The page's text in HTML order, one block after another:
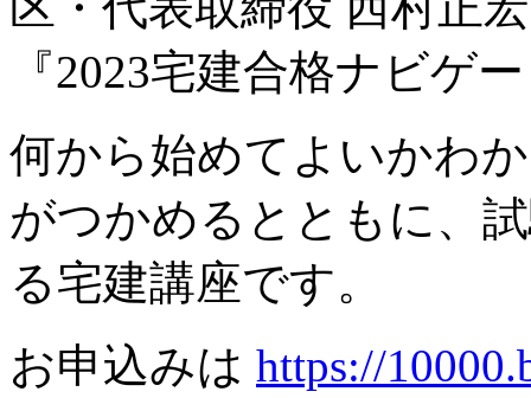
『2023宅建合格ナビゲ
何から始めてよいかわ
がつかめるとともに、
る宅建講座です。
お申込みは https://